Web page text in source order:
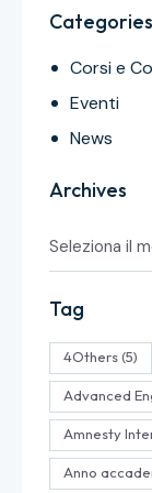
Categories
Corsi e
Eventi
News
Archives
Tag
4Others(5)
Advanced
Amnesty
Anno